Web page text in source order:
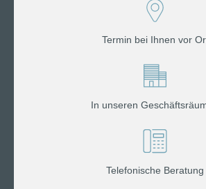
Termin bei Ihnen vor
In unseren
Telefonische Beratung